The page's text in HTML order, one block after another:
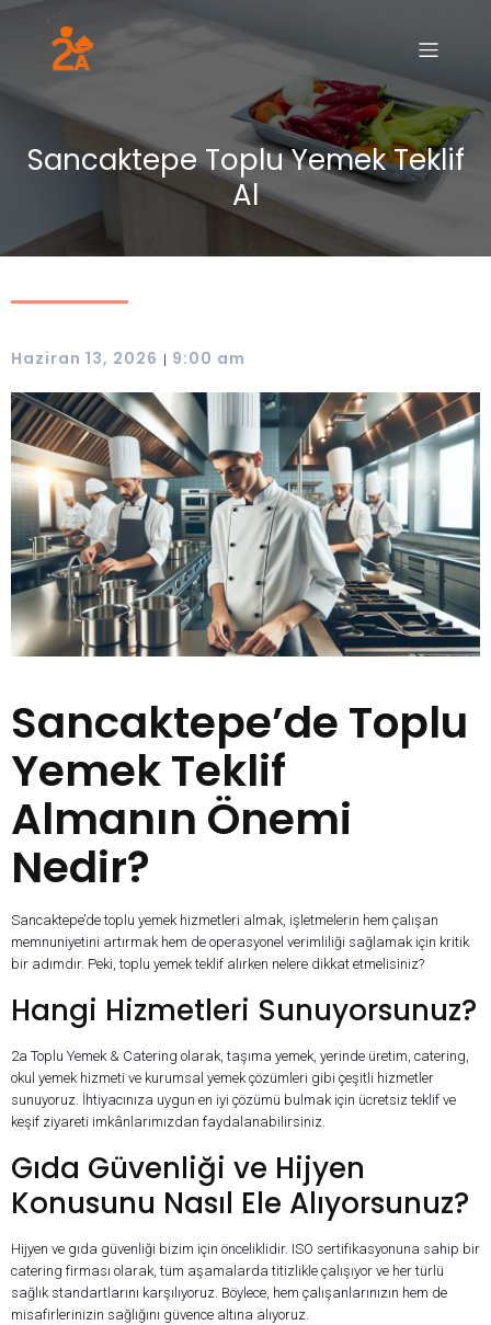
Sancaktepe Toplu Yemek Teklif
Al
Haziran 13, 2026 | 9:00 am
Sancaktepe’de Toplu
Yemek Teklif
Almanın Önemi
Nedir?
Sancaktepe’de toplu yemek hizmetleri almak, işletmelerin hem çalışan
memnuniyetini artırmak hem de operasyonel verimliliği sağlamak için kritik
bir adımdır. Peki, toplu yemek teklif alırken nelere dikkat etmelisiniz?
Hangi Hizmetleri Sunuyorsunuz?
2a Toplu Yemek & Catering olarak, taşıma yemek, yerinde üretim, catering,
okul yemek hizmeti ve kurumsal yemek çözümleri gibi çeşitli hizmetler
sunuyoruz. İhtiyacınıza uygun en iyi çözümü bulmak için ücretsiz teklif ve
keşif ziyareti imkânlarımızdan faydalanabilirsiniz.
Gıda Güvenliği ve Hijyen
Konusunu Nasıl Ele Alıyorsunuz?
Hijyen ve gıda güvenliği bizim için önceliklidir. ISO sertifikasyonuna sahip bir
catering firması olarak, tüm aşamalarda titizlikle çalışıyor ve her türlü
sağlık standartlarını karşılıyoruz. Böylece, hem çalışanlarınızın hem de
misafirlerinizin sağlığını güvence altına alıyoruz.